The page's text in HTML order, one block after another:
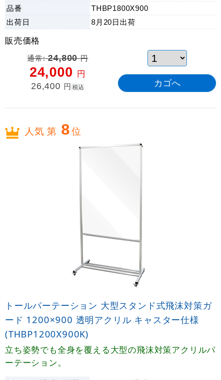
品番
THBP1800X900
出荷日 8月20日 出荷
販売価格
通常:24,800円
24,000 円
26,400 円 税込
人気 第 8位
トールパーテーション 大型スタンド式飛沫対策ガ
ード 1200×900 透明アクリル キャスター仕様
(THBP1200X900K)
立ち姿勢でも全身を覆える大型の飛沫対策アクリルパ
ーテーション。